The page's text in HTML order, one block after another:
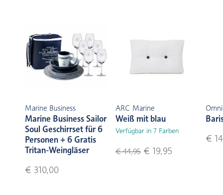
Marine Business
Marine Business Sailor
Soul Geschirrset für 6
Personen + 6 Gratis
Tritan-Weingläser
€ 310,00
ARC Marine
Weiß mit blau
Verfügbar in 7 Farben
€ 44,95€ 19,95
€